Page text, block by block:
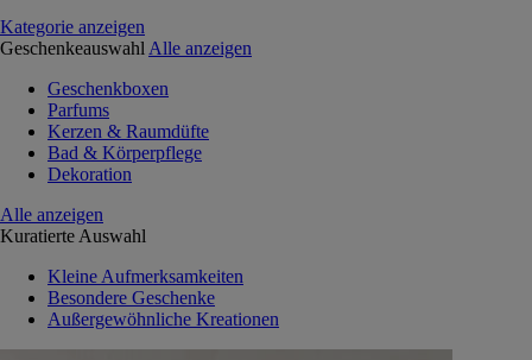
Kategorie anzeigen
Geschenkeauswahl Alle anzeigen
Geschenkboxen
Parfums
Kerzen & Raumdüfte
Bad & Körperpflege
Dekoration
Alle anzeigen
Kuratierte Auswahl
Kleine Aufmerksamkeiten
Besondere Geschenke
Außergewöhnliche Kreationen